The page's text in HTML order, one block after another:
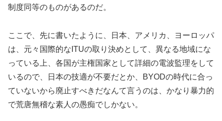
制度同等のものがあるのだ。
ここで、先に書いたように、日本、アメリカ、ヨーロッパ
は、元々国際的なITUの取り決めとして、異なる地域にな
っている上、各国が主権国家として詳細の電波監理をして
いるので、日本の技適が不要だとか、BYODの時代に合っ
ていないから廃止すべきだなんて言うのは、かなり暴力的
で荒唐無稽な素人の愚痴でしかない。